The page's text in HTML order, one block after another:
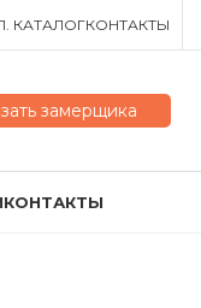
КАТАЛОГКОНТАКТЫ
замерщика
КОНТАКТЫ